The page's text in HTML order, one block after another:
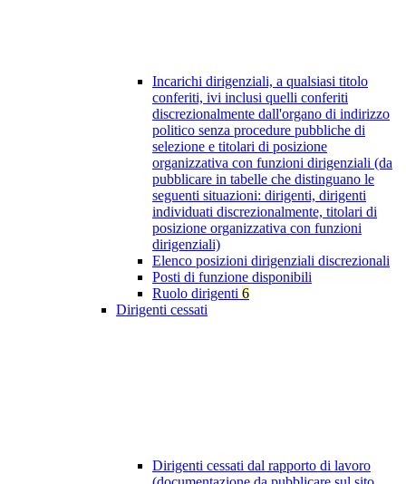
Incarichi dirigenziali, a qualsiasi titolo
conferiti, ivi inclusi quelli conferiti
discrezionalmente dall'organo di indirizzo
politico senza procedure pubbliche di
selezione e titolari di posizione
organizzativa con funzioni dirigenziali (da
pubblicare in tabelle che distinguano le
seguenti situazioni: dirigenti, dirigenti
individuati discrezionalmente, titolari di
posizione organizzativa con funzioni
dirigenziali)
Elenco posizioni dirigenziali discrezionali
Posti di funzione disponibili
Ruolo dirigenti 6
Dirigenti cessati
Dirigenti cessati dal rapporto di lavoro